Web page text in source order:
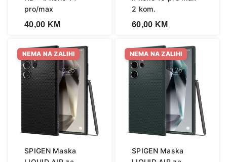
pro/max
40,00 KM
2 kom.
60,00 KM
NEMA NA ZALIHI
SPIGEN Maska
NEMA NA ZALIHI
SPIGEN Maska